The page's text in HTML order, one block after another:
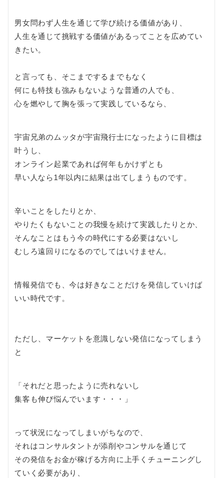
男女問わず人生を通じて学び続ける価値があり、
人生を通じて挑戦する価値があるってことを広めてい
きたい。
と言っても、そこまでするまでもなく
何にも特技も強みもないような普通の人でも、
心を燃やして胸を張って実践しているなら、
宇宙兄弟のムッタが宇宙飛行士になったように目標は
叶うし、
オンライン起業であれば何年もかけずとも
早い人なら1年以内に結果は出てしまうものです。
辛いことをしたりとか、
やりたくもないことの我慢を続けて実践したりとか、
そんなことはもう今の時代にする必要はないし
むしろ遠回りになるのでしてはいけません。
情報発信でも、今は好きなことだけを発信していけば
いい時代です。
ただし、マーケットを意識しない発信になってしまう
と
「それだと思ったように売れないし
集客も伸び悩んでいます・・・」
って状況になってしまいがちなので、
それはコンサルタントが添削やコンサルを通じて
その発信をお金が稼げる方向に上手くチューニングし
ていく必要があり、